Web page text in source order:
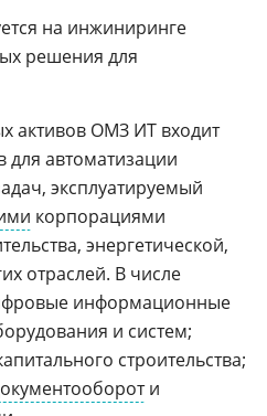
на инжиниринге
решения для
активов ОМЗ ИТ входит
для автоматизации
эксплуатируемый
корпорациями
энергетической,
отраслей. В числе
информационные
и систем;
строительства;
и